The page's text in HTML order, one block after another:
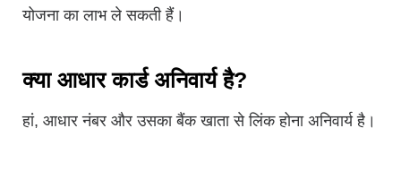
योजना का लाभ ले सकती हैं।
क्या आधार कार्ड अनिवार्य है?
हां, आधार नंबर और उसका बैंक खाता से लिंक होना अनिवार्य है।